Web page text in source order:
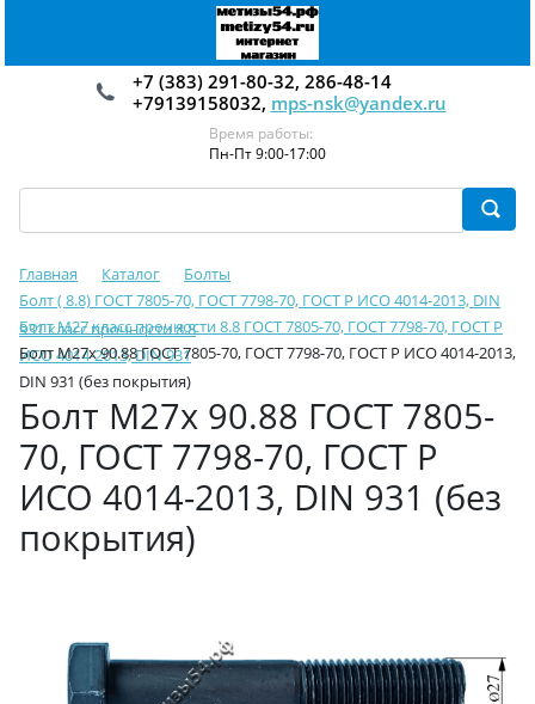
+7 (383) 291-80-32, 286-48-14
+79139158032, mps-nsk@yandex.ru
Время работы:
Пн-Пт 9:00-17:00
Главная Каталог
Болты
Болт ( 8.8) ГОСТ 7805-70, ГОСТ 7798-70, ГОСТ Р ИСО 4014-2013, DIN
931 класс прочности 8.8
Болт М27 класс прочности 8.8 ГОСТ 7805-70, ГОСТ 7798-70, ГОСТ Р
ИСО 4014-2013, DIN 931
Болт М27х 90.88 ГОСТ 7805-70, ГОСТ 7798-70, ГОСТ Р ИСО 4014-2013,
DIN 931 (без покрытия)
Болт М27х 90.88 ГОСТ 7805-
70, ГОСТ 7798-70, ГОСТ Р
ИСО 4014-2013, DIN 931 (без
покрытия)